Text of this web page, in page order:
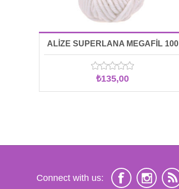
ALİZE SUPERLANA MEGAFİL 100
GR 00055
₺135,00
Connect with us: